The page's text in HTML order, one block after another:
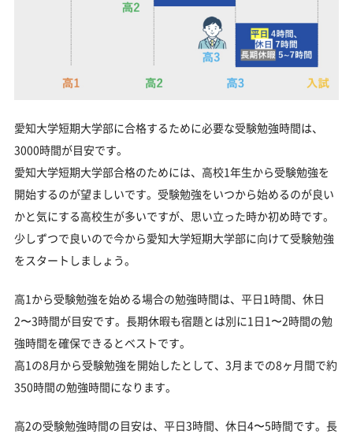
愛知大学短期大学部に合格するために必要な受験勉強時間は、
3000時間が目安です。
愛知大学短期大学部合格のためには、高校1年生から受験勉強を
開始するのが望ましいです。受験勉強をいつから始めるのが良い
かと気にする高校生が多いですが、思い立った時か初め時です。
少しずつで良いので今から愛知大学短期大学部に向けて受験勉強
をスタートしましょう。
高1から受験勉強を始める場合の勉強時間は、平日1時間、休日
2〜3時間が目安です。長期休暇も宿題とは別に1日1〜2時間の勉
強時間を確保できるとベストです。
高1の8月から受験勉強を開始したとして、3月までの8ヶ月間で約
350時間の勉強時間になります。
高2の受験勉強時間の目安は、平日3時間、休日4〜5時間です。長